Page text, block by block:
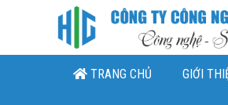
TRANG CHỦ GIỚI